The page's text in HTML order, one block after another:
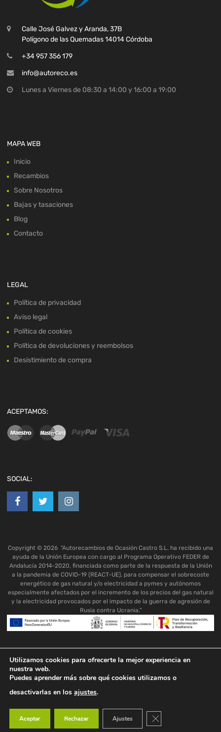
Calle José Galvez y Aranda, 37B
Polígono de las Quemadas 14014 Córdoba
+34 957 356 179
info@autoreco.es
Lunes a Viernes de 08:30 a 14:00 y 16:00 a 19:00
MAPA WEB
Inicio
Recambios
Sobre Nosotros
Bajas y tasaciones
Blog
Contacto
LEGAL
Política de privacidad
Aviso legal
Política de cookies
Política de devoluciones y reembolsos
Desistimiento de compra
ACEPTAMOS:
SOCIAL:
Copyright © 2026 "Autorecambios de Ocasión Castro S.L. ha recibido una
ayuda de la Unión Europea con cargo al Programa Operativo FEDER de
Andalucía 2014-2020, financiada como parte de la respuesta de la Unión
a la pandemia de COVID-19 (REACT-UE), para compensar el sobrecoste
energético de gas natural y/o electricidad a pymes y autónomos
especialmente afectados por el incremento de los precios del gas natural
y la electricidad provocados por el impacto de la guerra de agresión de
Rusia contra Ucrania."
Utilizamos cookies para ofrecerte la mejor experiencia en
nuestra web.
Puedes aprender más sobre qué cookies utilizamos o
desactivarlas en los ajustes.
Aceptar Rechazar Ajustes Cerrar el banner de